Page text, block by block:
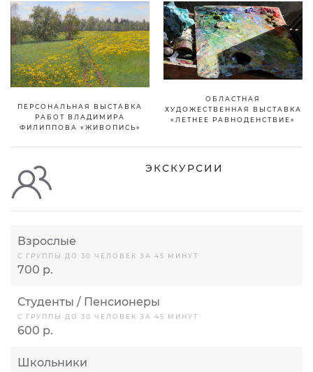
ПЕРСОНАЛЬНАЯ ВЫСТАВКА
РАБОТ ВЛАДИМИРА
ФИЛИППОВА «ЖИВОПИСЬ»
ОБЛАСТНАЯ
ХУДОЖЕСТВЕННАЯ ВЫСТАВКА
«ЛЕТНЕЕ РАВНОДЕНСТВИЕ»
ЭКСКУРСИИ
Взрослые
С ГРУППЫ ДО 30 ЧЕЛОВЕК ЗА 45 МИНУТ
700 р.
Студенты / Пенсионеры
С ГРУППЫ ДО 30 ЧЕЛОВЕК ЗА 45 МИНУТ
600 р.
Школьники